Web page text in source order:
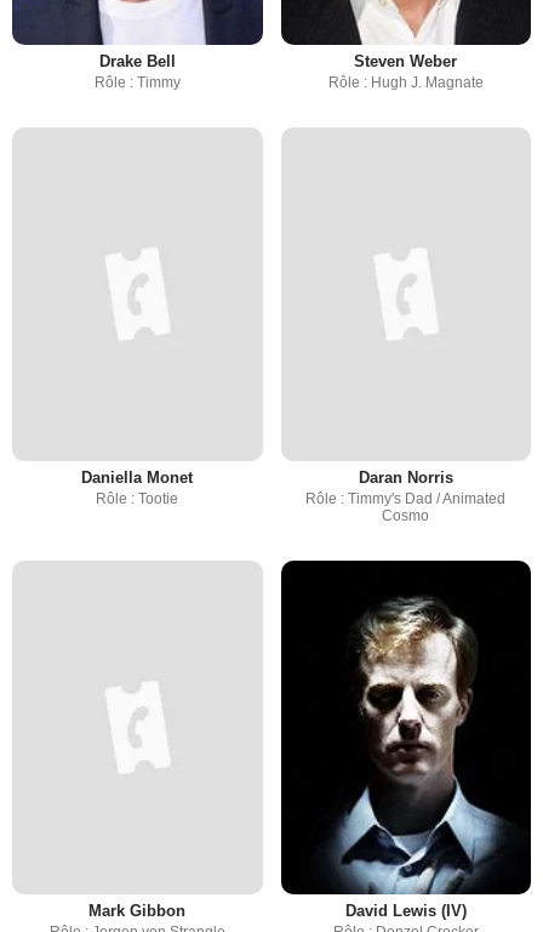
Drake Bell
Rôle : Timmy
Steven Weber
Rôle : Hugh J. Magnate
Daniella Monet
Rôle : Tootie
Daran Norris
Rôle : Timmy's Dad / Animated
Cosmo
Mark Gibbon David Lewis (IV)